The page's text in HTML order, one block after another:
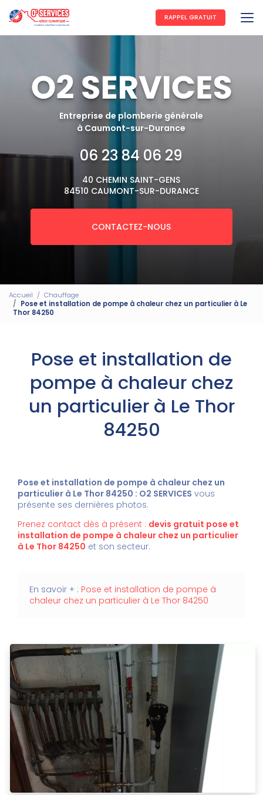
au
contenu
principal
RAPPEL GRATUIT
Entreprise de plomberie générale
à Caumont-sur-Durance
06 23 84 06 29
40 CHEMIN SAINT-GENS
84510 CAUMONT-SUR-DURANCE
CONTACTEZ-NOUS
Accueil
Chauffage
Pose et installation de pompe à chaleur chez un particulier à Le
Thor 84250
Pose et installation de
pompe à chaleur chez
un particulier à Le Thor
84250
Pose et installation de pompe à chaleur chez un
particulier à Le Thor 84250 : O2 SERVICES vous
présente ses dernières photos.
Prenez contact dès à présent : devis gratuit pose et
installation de pompe à chaleur chez un particulier
à Le Thor 84250 et son secteur.
En savoir + : Pose et installation de pompe à
chaleur chez un particulier à Le Thor 84250